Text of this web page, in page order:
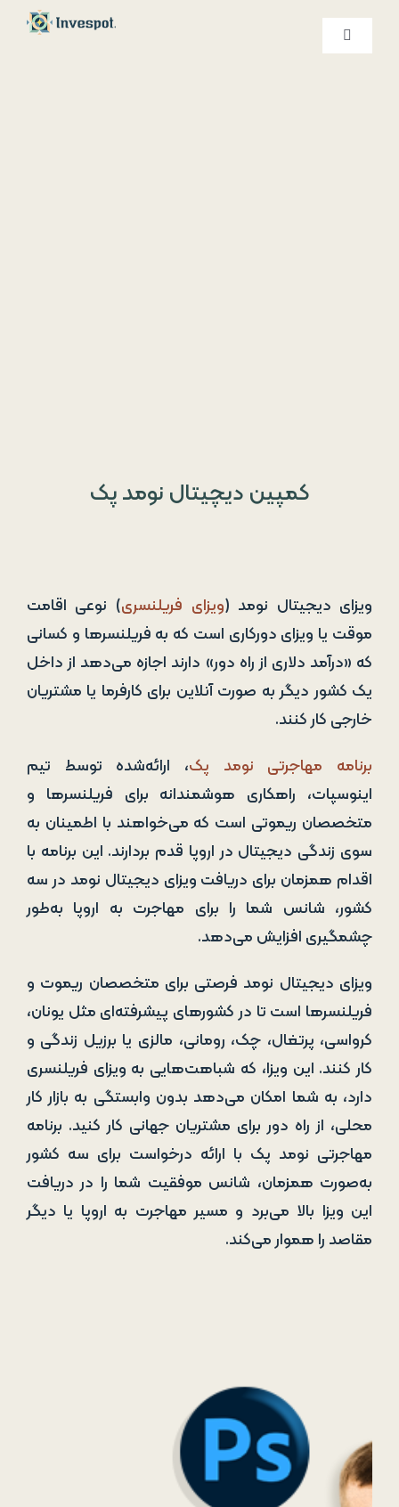
Skip
کنترلر
کمپین دیچیتال نومد پک
ویزای دیجیتال نومد (ویزای فریلنسری) نوعی اقامت
موقت یا ویزای دورکاری است که به فریلنسرها و کسانی
که «درآمد دلاری از راه دور» دارند اجازه می‌دهد از داخل
یک کشور دیگر به صورت آنلاین برای کارفرما یا مشتریان
خارجی کار کنند.
برنامه مهاجرتی نومد پک، ارائه‌شده توسط تیم
اینوسپات، راهکاری هوشمندانه برای فریلنسرها و
متخصصان ریموتی است که می‌خواهند با اطمینان به
سوی زندگی دیجیتال در اروپا قدم بردارند. این برنامه با
اقدام همزمان برای دریافت ویزای دیجیتال نومد در سه
کشور، شانس شما را برای مهاجرت به اروپا به‌طور
چشمگیری افزایش می‌دهد.
ویزای دیجیتال نومد فرصتی برای متخصصان ریموت و
فریلنسرها است تا در کشورهای پیشرفته‌ای مثل یونان،
کرواسی، پرتغال، چک، رومانی، مالزی یا برزیل زندگی و
کار کنند. این ویزا، که شباهت‌هایی به ویزای فریلنسری
دارد، به شما امکان می‌دهد بدون وابستگی به بازار کار
محلی، از راه دور برای مشتریان جهانی کار کنید. برنامه
مهاجرتی نومد پک با ارائه درخواست برای سه کشور
به‌صورت همزمان، شانس موفقیت شما را در دریافت
این ویزا بالا می‌برد و مسیر مهاجرت به اروپا یا دیگر
مقاصد را هموار می‌کند.